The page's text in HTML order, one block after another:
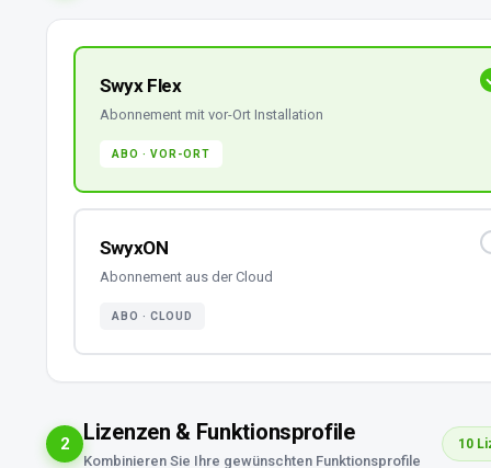
Swyx Flex
Abonnement mit vor-Ort Installation
ABO · VOR-ORT
SwyxON
Abonnement aus der Cloud
ABO · CLOUD
2 Lizenzen & Funktionsprofile
Kombinieren Sie Ihre gewünschten Funktionsprofile
10